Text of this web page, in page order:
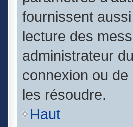
fournissent
lecture des
administrateur
connexion ou
les résoudre.
Haut